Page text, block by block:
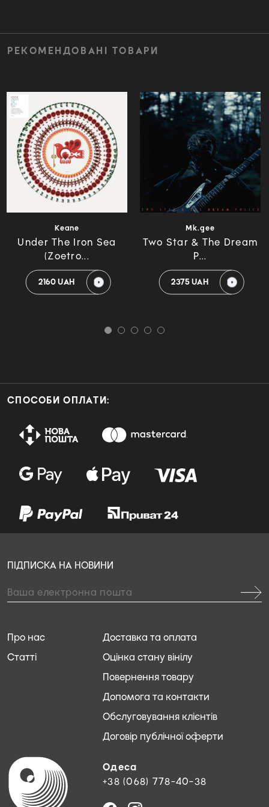
РЕКОМЕНДОВАНІ ТОВАРИ
Keane
Under The Iron Sea
(Zoetro...
2160 UAH
Mk.gee
Two Star & The Dream
P...
2375 UAH
СПОСОБИ ОПЛАТИ:
Одеса
+38 (068) 778-40-38
Доставка та оплата
Оцінка стану вінілу
Повернення товару
Допомога та контакти
Обслуговування клієнтів
Договір публічної оферти
Про нас
Статті
ПІДПИСКА НА НОВИНИ